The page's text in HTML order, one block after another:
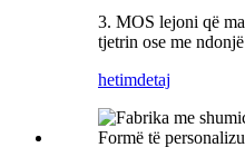
3. MOS lejoni që
tjetrin ose me
hetimdetaj